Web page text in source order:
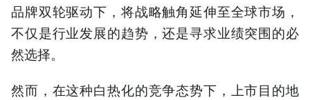
品牌双轮驱动下，将战略触角延伸至全球市场，
不仅是行业发展的趋势，还是寻求业绩突围的必
然选择。
然而，在这种白热化的竞争态势下，上市目的地